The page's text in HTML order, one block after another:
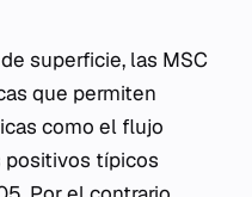
superficie, las MSC
que permiten
como el flujo
positivos típicos